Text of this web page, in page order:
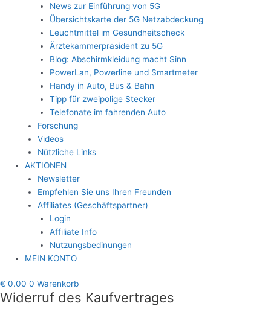
News zur Einführung von 5G
Übersichtskarte der 5G Netzabdeckung
Leuchtmittel im Gesundheitscheck
Ärztekammerpräsident zu 5G
Blog: Abschirmkleidung macht Sinn
PowerLan, Powerline und Smartmeter
Handy in Auto, Bus & Bahn
Tipp für zweipolige Stecker
Telefonate im fahrenden Auto
Forschung
Videos
Nützliche Links
AKTIONEN
Newsletter
Empfehlen Sie uns Ihren Freunden
Affiliates (Geschäftspartner)
Login
Affiliate Info
Nutzungsbedinungen
MEIN KONTO
€ 0.00 0 Warenkorb
Widerruf des Kaufvertrages